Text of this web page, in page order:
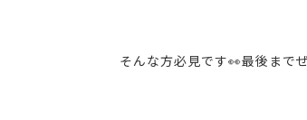
そんな方必見です👀最後まで